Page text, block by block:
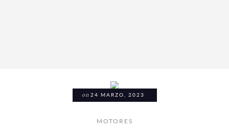
on 24 MARZO, 2023
MOTORES